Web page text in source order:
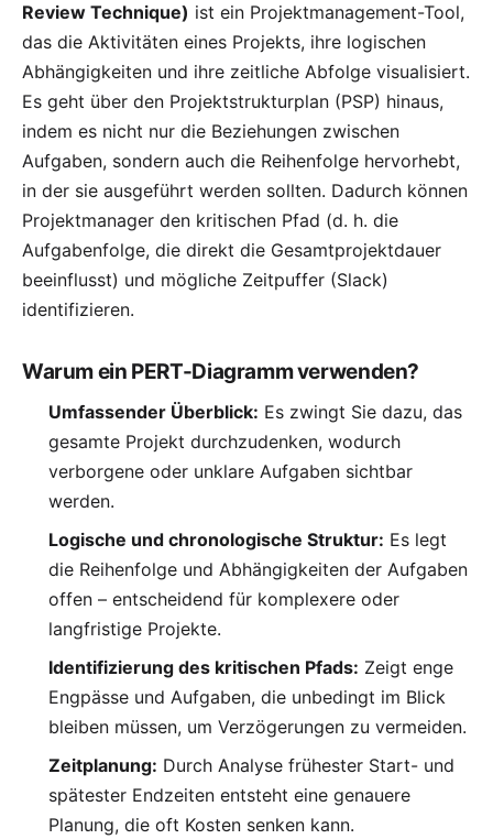
Review Technique) ist ein Projektmanagement-Tool,
das die Aktivitäten eines Projekts, ihre logischen
Abhängigkeiten und ihre zeitliche Abfolge visualisiert.
Es geht über den Projektstrukturplan (PSP) hinaus,
indem es nicht nur die Beziehungen zwischen
Aufgaben, sondern auch die Reihenfolge hervorhebt,
in der sie ausgeführt werden sollten. Dadurch können
Projektmanager den kritischen Pfad (d. h. die
Aufgabenfolge, die direkt die Gesamtprojektdauer
beeinflusst) und mögliche Zeitpuffer (Slack)
identifizieren.
Warum ein PERT-Diagramm verwenden?
Umfassender Überblick: Es zwingt Sie dazu, das
gesamte Projekt durchzudenken, wodurch
verborgene oder unklare Aufgaben sichtbar
werden.
Logische und chronologische Struktur: Es legt
die Reihenfolge und Abhängigkeiten der Aufgaben
offen – entscheidend für komplexere oder
langfristige Projekte.
Identifizierung des kritischen Pfads: Zeigt enge
Engpässe und Aufgaben, die unbedingt im Blick
bleiben müssen, um Verzögerungen zu vermeiden.
Zeitplanung: Durch Analyse frühester Start- und
spätester Endzeiten entsteht eine genauere
Planung, die oft Kosten senken kann.